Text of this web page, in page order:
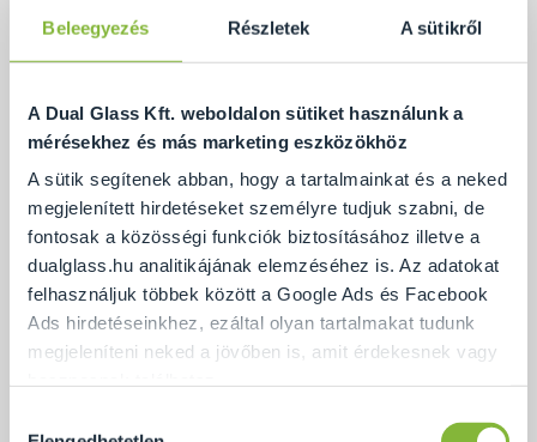
Beleegyezés Részletek A sütikről
A Dual Glass Kft. weboldalon sütiket használunk a
mérésekhez és más marketing eszközökhöz
A sütik segítenek abban, hogy a tartalmainkat és a neked
megjelenített hirdetéseket személyre tudjuk szabni, de
fontosak a közösségi funkciók biztosításához illetve a
dualglass.hu analitikájának elemzéséhez is. Az adatokat
felhasználjuk többek között a Google Ads és Facebook
Ads hirdetéseinkhez, ezáltal olyan tartalmakat tudunk
megjeleníteni neked a jövőben is, amit érdekesnek vagy
Ennek a biztosításához
arra kérünk, hogy engedd meg
A víztiszta üveget egy bizonyos eljárás során
mattítanak be, így kapunk savmart üveget. Ettől a
matt rétegtől az üveg átláthatósága és
fényáteresztése gyengébb lesz, de nem szűnik meg.